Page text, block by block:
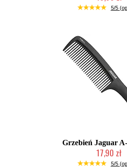
Duża ilość (wysyłka
5/5
Grzebień Jaguar
17,90 zł
Duża ilość (wysyłka
5/5